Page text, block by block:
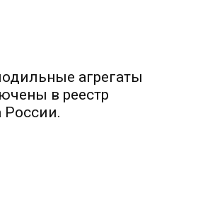
агрегаты
в реестр